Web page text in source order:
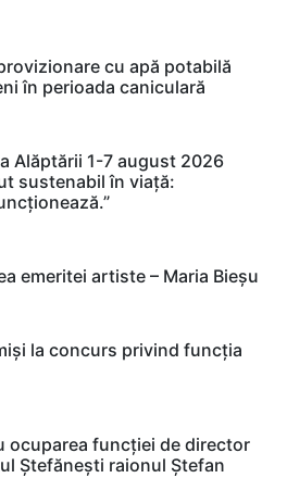
cu apă potabilă
în perioada caniculară
Alăptării 1-7 august 2026
sustenabil în viață:
emeritei artiste – Maria Bieșu
la concurs privind funcția
ocuparea funcției de director
Ștefănești raionul Ștefan